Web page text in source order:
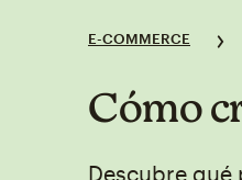
E-COMMERCE
Cómo
Descubre qué